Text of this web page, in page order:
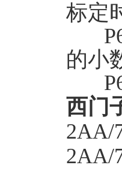
标定
的小
西门
2AA/
2AA/